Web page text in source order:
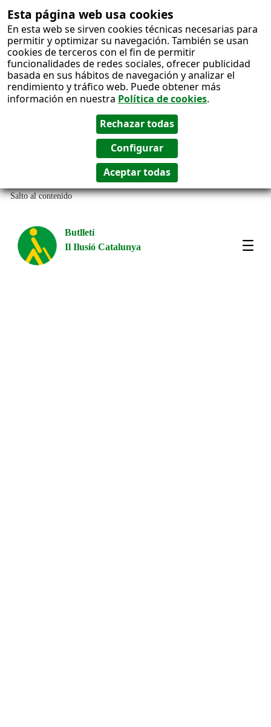
Esta página web usa cookies
En esta web se sirven cookies técnicas necesarias para
permitir y optimizar su navegación. También se usan
cookies de terceros con el fin de permitir
funcionalidades de redes sociales, ofrecer publicidad
basada en sus hábitos de navegación y analizar el
rendimiento y tráfico web. Puede obtener más
información en nuestra Política de cookies.
Salto al contenido
Butlletí
Il Ilusió Catalunya